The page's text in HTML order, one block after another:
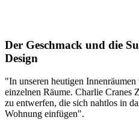
Der Geschmack und die
Design
"In unseren heutigen
einzelnen Räume. Charlie Cranes
zu entwerfen, die sich nahtlos in
Wohnung einfügen".